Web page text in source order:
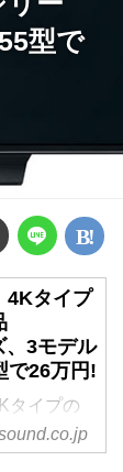
型で
4Kタイプ
、3モデル
で26万円!
タイプの
」シリ
発売。55